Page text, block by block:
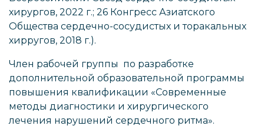
хирургов, 2022 г.; 26 Конгресс Азиатского
Общества сердечно-сосудистых и торакальных
хирругов, 2018 г.).
Член рабочей группы по разработке
дополнительной образовательной программы
повышения квалификации «Современные
методы диагностики и хирургического
лечения нарушений сердечного ритма».